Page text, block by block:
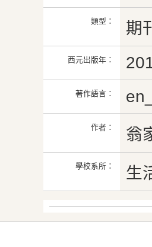
類型： 期
西元出版年：
著作語言：
作者： 翁
學校系所： 生